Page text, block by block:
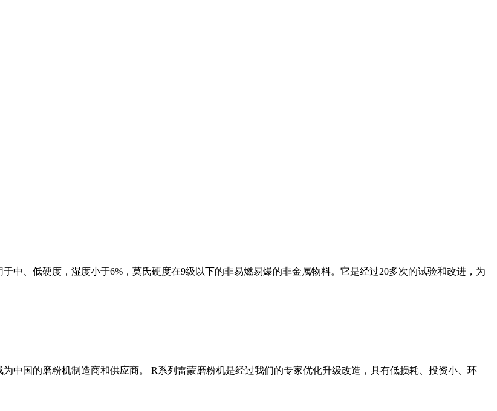
中、低硬度，湿度小于6%，莫氏硬度在9级以下的非易燃易爆的非金属物料。它是经过20多次的试验和改进，为
中国的磨粉机制造商和供应商。 R系列雷蒙磨粉机是经过我们的专家优化升级改造，具有低损耗、投资小、环